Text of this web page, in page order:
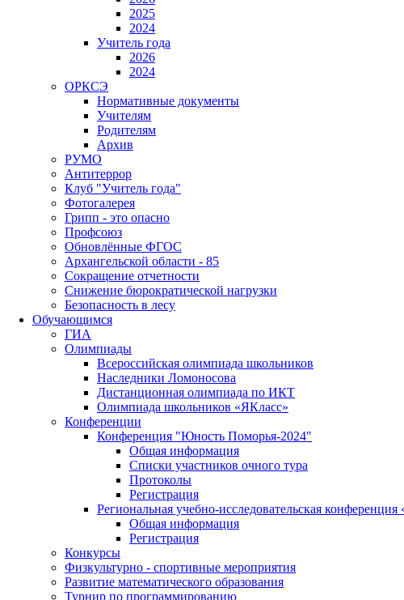
2025
2024
Учитель года
2026
2024
ОРКСЭ
Нормативные документы
Учителям
Родителям
Архив
РУМО
Антитеррор
Клуб "Учитель года"
Фотогалерея
Грипп - это опасно
Профсоюз
Обновлённые ФГОС
Архангельской области - 85
Сокращение отчетности
Снижение бюрократической нагрузки
Безопасность в лесу
Обучающимся
ГИА
Олимпиады
Всероссийская олимпиада школьников
Наследники Ломоносова
Дистанционная олимпиада по ИКТ
Олимпиада школьников «ЯКласс»
Конференции
Конференция "Юность Поморья-2024"
Общая информация
Списки участников очного тура
Протоколы
Регистрация
Региональная учебно-исследовательская
Общая информация
Регистрация
Конкурсы
Физкультурно - спортивные мероприятия
Развитие математического образования
Турнир по программированию